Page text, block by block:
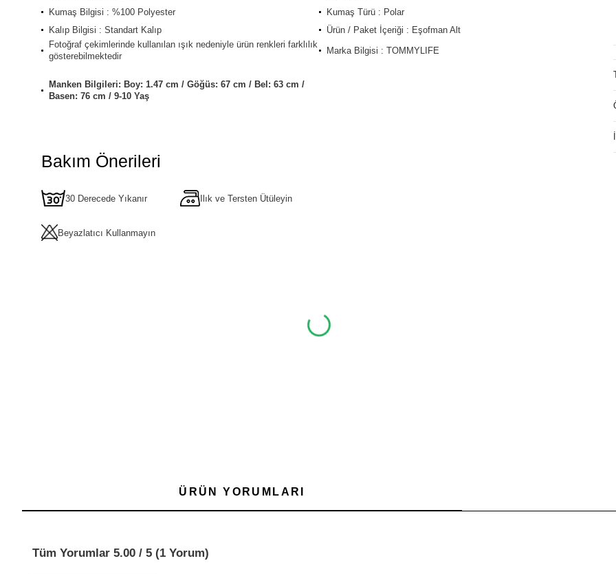
Kumaş Bilgisi : %100 Polyester
Kumaş Türü : Polar
Kalıp Bilgisi : Standart Kalıp
Ürün / Paket İçeriği : Eşofman Alt
Fotoğraf çekimlerinde kullanılan ışık nedeniyle ürün renkleri farklılık
gösterebilmektedir
Marka Bilgisi : TOMMYLIFE
Manken Bilgileri: Boy: 1.47 cm / Göğüs: 67 cm / Bel: 63 cm /
Basen: 76 cm / 9-10 Yaş
Bakım Önerileri
30 Derecede Yıkanır Ilık ve Tersten Ütüleyin
Beyazlatıcı Kullanmayın
ÜRÜN YORUMLARI
Tüm Yorumlar 5.00 / 5 (1 Yorum)